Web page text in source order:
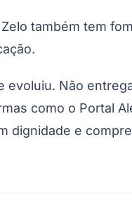
também tem
Não
como o Portal
e